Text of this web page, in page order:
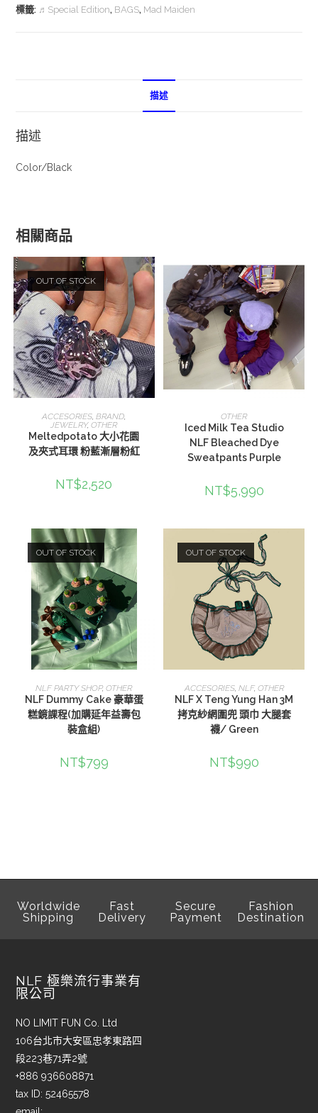
標籤: ♬Special Edition, BAGS, Mad Maiden
描述
描述
Color/Black
相關商品
OUT OF STOCK
查看內容
ACCESORIES ,BRAND
JEWELRY,OTHER
Meltedpotato 大小花園
及夾式耳環 粉藍漸層粉紅
NT$2,520
選擇規格
OTHER
Iced Milk Tea Studio
NLF Bleached Dye
Sweatpants Purple
NT$5,990
OUT OF STOCK
查看內容
NLF PARTY SHOP,OTHER
NLF Dummy Cake 豪華蛋
糕鏡課程(加購延年益壽包
裝盒組)
NT$799
OUT OF STOCK
查看內容
ACCESORIES, NLF, OTHER
NLF X Teng Yung Han 3M
拷克紗網圍兜 頭巾 大腿套
襪/ Green
NT$990
Worldwide
Shipping
Fast
Delivery
Secure
Payment
Fashion
Destination
NLF 極樂流行事業有
限公司
NO LIMIT FUN Co. Ltd
106台北市大安區忠孝東路四
段223巷71弄2號
+886 936608871
tax ID: 52465578